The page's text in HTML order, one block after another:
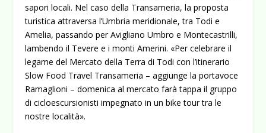
sapori locali. Nel caso della Transameria, la proposta
turistica attraversa l’Umbria meridionale, tra Todi e
Amelia, passando per Avigliano Umbro e Montecastrilli,
lambendo il Tevere e i monti Amerini. «Per celebrare il
legame del Mercato della Terra di Todi con l’itinerario
Slow Food Travel Transameria – aggiunge la portavoce
Ramaglioni – domenica al mercato farà tappa il gruppo
di cicloescursionisti impegnato in un bike tour tra le
nostre località».